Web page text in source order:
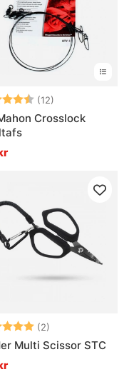
(12)
Crosslock
(2)
Multi Scissor STC